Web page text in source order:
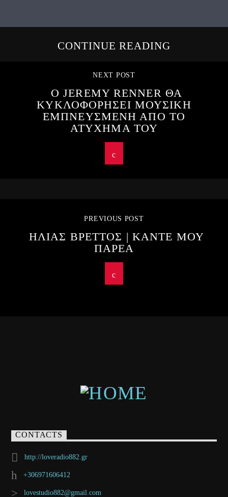
CONTINUE READING
NEXT POST
Ο JEREMY RENNER ΘΑ
ΚΥΚΛΟΦΟΡΗΣΕΙ ΜΟΥΣΙΚΗ
ΕΜΠΝΕΥΣΜΕΝΗ ΑΠΟ ΤΟ
ΑΤΥΧΗΜΑ ΤΟΥ
PREVIOUS POST
ΗΛΙΑΣ ΒΡΕΤΤΟΣ | ΚΑΝΤΕ ΜΟΥ
ΠΑΡΕΑ
CONTACTS
http://loveradio882.gr
+306971606412
lovestudio882@gmail.com